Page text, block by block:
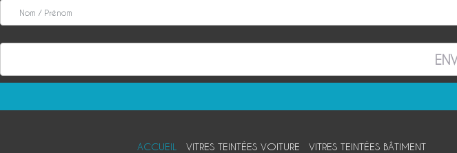
ACCUEIL VITRES TEINTÉES VOITURE VITRES TEINTÉES BÂTIMENT